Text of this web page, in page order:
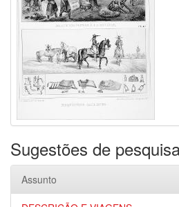
Sugestões de
Assunto